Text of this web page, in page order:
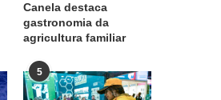
Canela destaca
gastronomia da
agricultura familiar
5